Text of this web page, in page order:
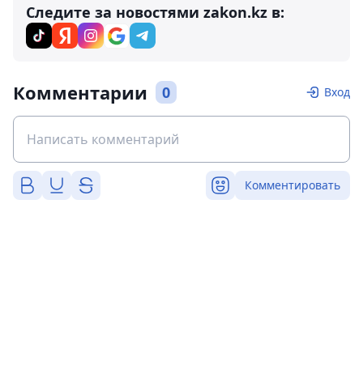
Следите за новостями zakon.kz в:
Комментарии 0 Вход
Комментировать